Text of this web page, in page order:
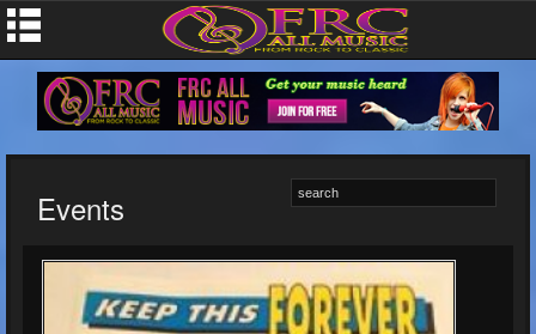
Events